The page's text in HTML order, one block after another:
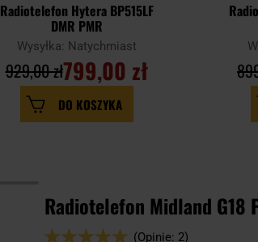
Radiotelefon Hytera BP515LF
DMR PMR
Wysyłka: Natychmiast
799,00 zł
929,00 zł
DO KOSZYKA
Radiotelefon Midland G18
Ocena:
(Opinie: 2)